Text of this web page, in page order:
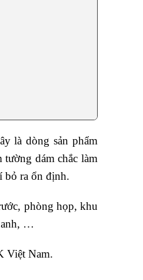
là dòng sản phẩm
dám chắc làm
bỏ ra ổn định.
phòng họp, khu
…
Việt Nam.